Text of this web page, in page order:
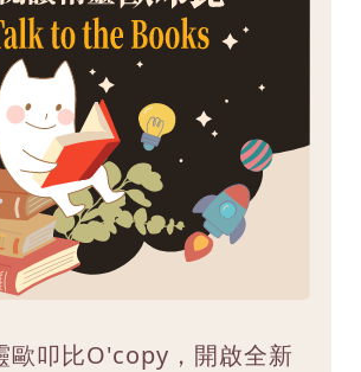
歐叩比O'copy，開啟全新